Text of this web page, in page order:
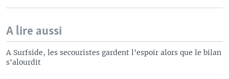
A lire aussi
A Surfside, les secouristes gardent l'espoir alors que le bilan
s'alourdit